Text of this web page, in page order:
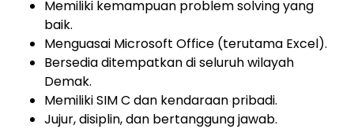
Memiliki kemampuan problem solving yang
baik.
Menguasai Microsoft Office (terutama Excel).
Bersedia ditempatkan di seluruh wilayah
Demak.
Memiliki SIM C dan kendaraan pribadi.
Jujur, disiplin, dan bertanggung jawab.